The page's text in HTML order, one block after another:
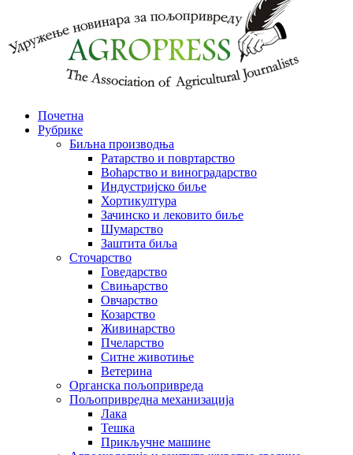
Почетна
Рубрике
Биљна производња
Ратарство и повртарство
Воћарство и виноградарство
Индустријско биље
Хортикултура
Зачинско и лековито биље
Шумарство
Заштита биља
Сточарство
Говедарство
Свињарство
Овчарство
Козарство
Живинарство
Пчеларство
Ситне животиње
Ветерина
Органска пољопривреда
Пољопривредна механизација
Лака
Тешка
Прикључне машине